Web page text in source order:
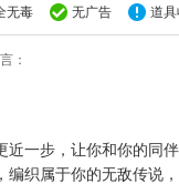
无毒 无广告 道
：
近一步，让你和你的同
编织属于你的无敌传说